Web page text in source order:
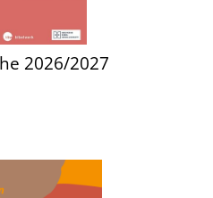
2026/2027